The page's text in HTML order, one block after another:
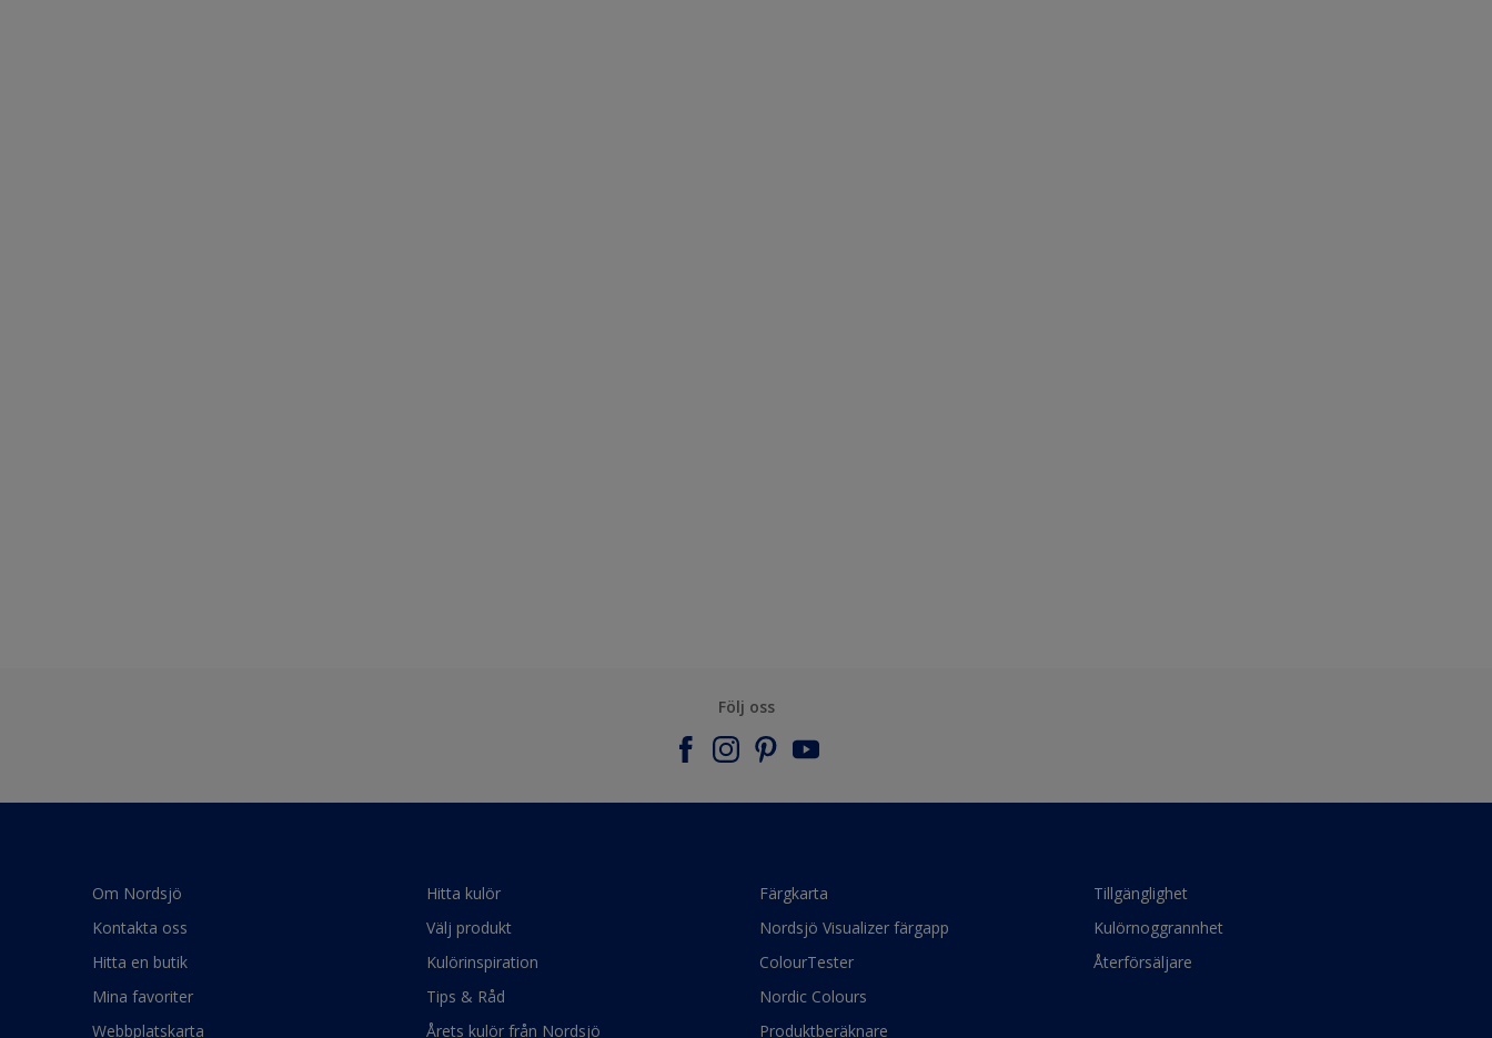
Följ oss
Om Nordsjö
Kontakta oss
Hitta en butik
Mina favoriter
Webbplatskarta
Hitta kulör
Välj produkt
Kulörinspiration
Tips & Råd
Årets kulör från Nordsjö
Färgkarta
Nordsjö Visualizer färgapp
ColourTester
Nordic Colours
Produktberäknare
Tillgänglighet
Kulörnoggrannhet
Återförsäljare